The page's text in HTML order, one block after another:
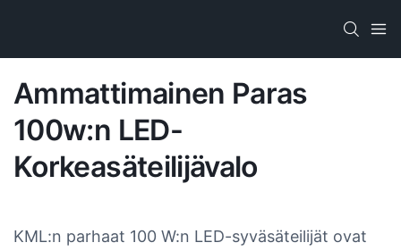
Ammattimainen Paras
100w:n LED-
Korkeasäteilijävalo
KML:n parhaat 100 W:n LED-syväsäteilijät ovat